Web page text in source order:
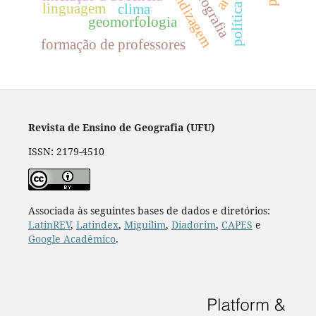
clima
geomorfologia política
formação de professores
linguagem
Revista de Ensino de Geografia (UFU)
ISSN: 2179-4510
Associada às seguintes bases de dados e diretórios:
LatinREV, Latindex, Miguilim, Diadorim, CAPES e
Google Acadêmico.